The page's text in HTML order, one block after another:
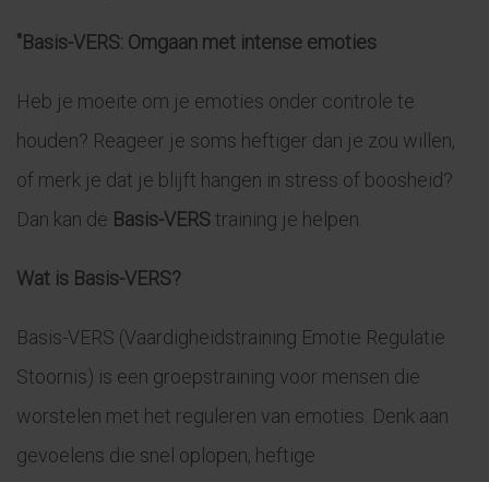
"Basis-VERS: Omgaan met intense emoties
Heb je moeite om je emoties onder controle te
houden? Reageer je soms heftiger dan je zou willen,
of merk je dat je blijft hangen in stress of boosheid?
Dan kan de Basis-VERStraining je helpen.
Wat is Basis-VERS?
Basis-VERS (Vaardigheidstraining Emotie Regulatie
Stoornis) is een groepstraining voor mensen die
worstelen met het reguleren van emoties. Denk aan
gevoelens die snel oplopen, heftige